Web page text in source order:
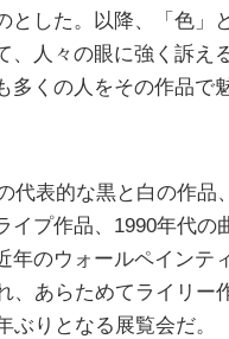
とした。以降、「色」
、人々の眼に強く訴え
多くの人をその作品で
代表的な黒と白の作品
イプ作品、1990年代の
年のウォールペインテ
、あらためてライリー
ぶりとなる展覧会だ。